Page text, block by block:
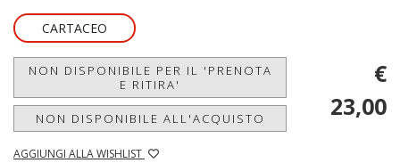
CARTACEO
NON DISPONIBILE PER IL 'PRENOTA
E RITIRA'
NON DISPONIBILE ALL'ACQUISTO
AGGIUNGI ALLA WISHLIST
€
23,00